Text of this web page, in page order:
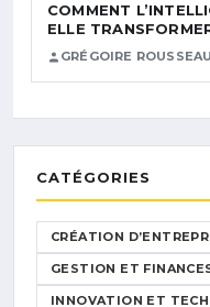
COMMENT
ELLE
GRÉGOIRE ROUSSEAU
CATÉGORIES
CRÉATION
GESTION ET
INNOVATION ET